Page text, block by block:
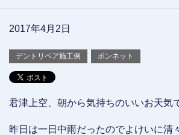
2017年4月2日
デントリペア施工例 ボンネット
君津上空、朝から気持ちのいいお天気
昨日は一日中雨だったのでよけいに清